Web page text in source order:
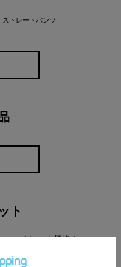
ストレートパンツ
ト
スペシャル価格！